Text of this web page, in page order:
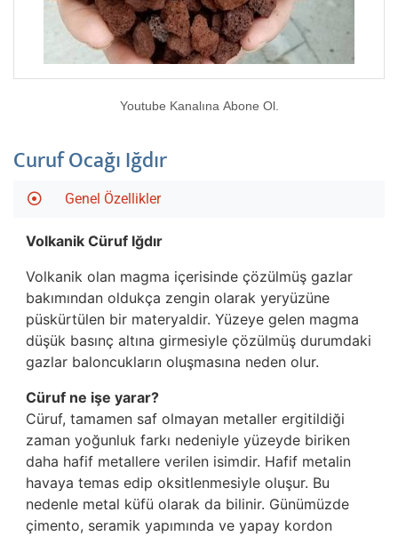
Youtube Kanalına Abone Ol.
Curuf Ocağı Iğdır
Genel Özellikler
Volkanik Cüruf Iğdır
Volkanik olan magma içerisinde çözülmüş gazlar
bakımından oldukça zengin olarak yeryüzüne
püskürtülen bir materyaldir. Yüzeye gelen magma
düşük basınç altına girmesiyle çözülmüş durumdaki
gazlar baloncukların oluşmasına neden olur.
Cüruf ne işe yarar?
Cüruf, tamamen saf olmayan metaller ergitildiği
zaman yoğunluk farkı nedeniyle yüzeyde biriken
daha hafif metallere verilen isimdir. Hafif metalin
havaya temas edip oksitlenmesiyle oluşur. Bu
nedenle metal küfü olarak da bilinir. Günümüzde
çimento, seramik yapımında ve yapay kordon